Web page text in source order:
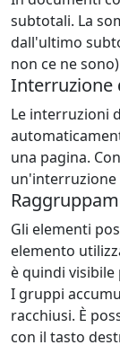
subtotali. La
dall'ultimo
non ce ne sono)
Interruzione
Le interruzioni
una pagina.
un'interruzione
Gli elementi
elemento
è quindi
I gruppi
racchiusi. È
con il tasto